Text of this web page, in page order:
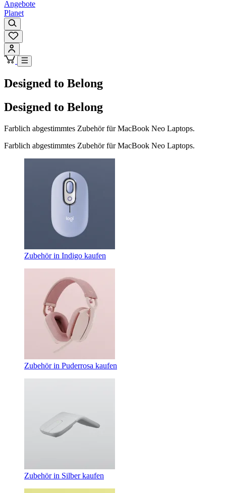
Angebote
Planet
Designed to Belong
Designed to Belong
Farblich abgestimmtes Zubehör für MacBook Neo Laptops.
Farblich abgestimmtes Zubehör für MacBook Neo Laptops.
Zubehör in Indigo kaufen
Zubehör in Puderrosa kaufen
Zubehör in Silber kaufen